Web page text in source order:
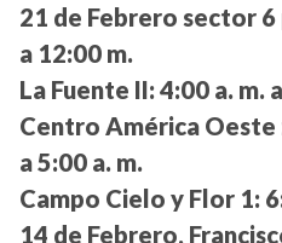
21 de Febrero sector
a 12:00 m.
La Fuente II: 4:00 a. m.
Centro América Oeste
a 5:00 a. m.
Campo Cielo y Flor 1:
14 de Febrero,